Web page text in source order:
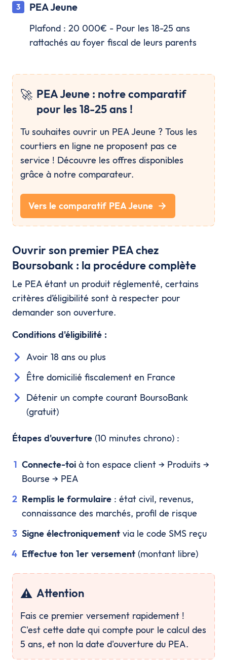
PEA Jeune
Plafond : 20 000€ - Pour les 18-25 ans
rattachés au foyer fiscal de leurs parents
🚀 PEA Jeune : notre comparatif
pour les 18-25 ans !
Tu souhaites ouvrir un PEA Jeune ? Tous les
courtiers en ligne ne proposent pas ce
service ! Découvre les offres disponibles
grâce à notre comparateur.
Vers le comparatif PEA Jeune
Ouvrir son premier PEA chez
Boursobank : la procédure complète
Le PEA étant un produit réglementé, certains
critères d’éligibilité sont à respecter pour
demander son ouverture.
Conditions d'éligibilité :
Avoir 18 ans ou plus
Être domicilié fiscalement en France
Détenir un compte courant BoursoBank
(gratuit)
Étapes d'ouverture (10 minutes chrono) :
Connecte-toi à ton espace client → Produits →
Bourse → PEA
Remplis le formulaire : état civil, revenus,
connaissance des marchés, profil de risque
Signe électroniquement via le code SMS reçu
Effectue ton 1er versement (montant libre)
⚠️ Attention
Fais ce premier versement rapidement !
C'est cette date qui compte pour le calcul des
5 ans, et non la date d'ouverture du PEA.